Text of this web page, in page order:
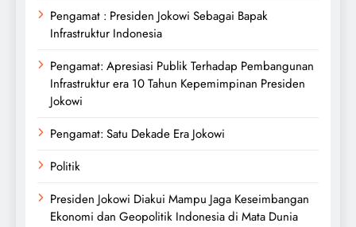
Pengamat : Presiden Jokowi Sebagai Bapak
Infrastruktur Indonesia
Pengamat: Apresiasi Publik Terhadap Pembangunan
Infrastruktur era 10 Tahun Kepemimpinan Presiden
Jokowi
Pengamat: Satu Dekade Era Jokowi
Politik
Presiden Jokowi Diakui Mampu Jaga Keseimbangan
Ekonomi dan Geopolitik Indonesia di Mata Dunia